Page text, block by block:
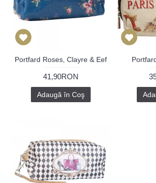
Portfard Roses, Clayre & Eef
41,90RON
Adaugă în Coş